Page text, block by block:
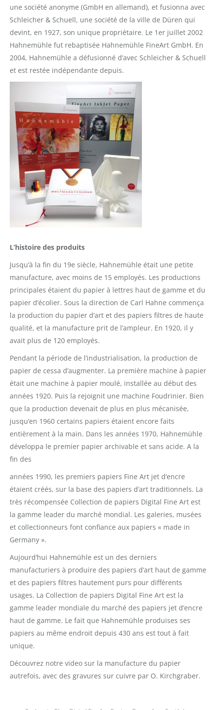
une société anonyme (GmbH en allemand), et fusionna avec
Schleicher & Schuell, une société de la ville de Düren qui
devint, en 1927, son unique propriétaire. Le 1er juillet 2002
Hahnemühle fut rebaptisée Hahnemühle FineArt GmbH. En
2004, Hahnemühle a défusionné d’avec Schleicher & Schuell
et est restée indépendante depuis.
L’histoire des produits
Jusqu’à la fin du 19e siècle, Hahnemühle était une petite
manufacture, avec moins de 15 employés. Les productions
principales étaient du papier à lettres haut de gamme et du
papier d’écolier. Sous la direction de Carl Hahne commença
la production du papier d’art et des papiers filtres de haute
qualité, et la manufacture prit de l’ampleur. En 1920, il y
avait plus de 120 employés.
Pendant la période de l’industrialisation, la production de
papier de cessa d’augmenter. La première machine à papier
était une machine à papier moulé, installée au début des
années 1920. Puis la rejoignit une machine Foudrinier. Bien
que la production devenait de plus en plus mécanisée,
jusqu’en 1960 certains papiers étaient encore faits
entièrement à la main. Dans les années 1970, Hahnemühle
développa le premier papier archivable et sans acide. A la
fin des
années 1990, les premiers papiers Fine Art jet d’encre
étaient créés, sur la base des papiers d’art traditionnels. La
très récompensée Collection de papiers Digital Fine Art est
la gamme leader du marché mondial. Les galeries, musées
et collectionneurs font confiance aux papiers « made in
Germany ».
Aujourd’hui Hahnemühle est un des derniers
manufacturiers à produire des papiers d’art haut de gamme
et des papiers filtres hautement purs pour différents
usages. La Collection de papiers Digital Fine Art est la
gamme leader mondiale du marché des papiers jet d’encre
haut de gamme. Le fait que Hahnemühle produises ses
papiers au même endroit depuis 430 ans est tout à fait
unique.
Découvrez notre video sur la manufacture du papier
autrefois, avec des gravures sur cuivre par O. Kirchgraber.